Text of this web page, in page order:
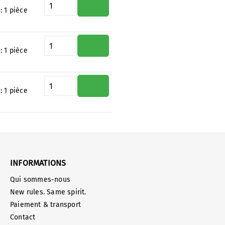
:1 pièce Quantité de produit : Entrez la
:1 pièce Quantité de produit : Entrez la
:1 pièce Quantité de produit : Entrez la
INFORMATIONS
Qui sommes-nous
New rules. Same spirit.
Paiement & transport
Contact